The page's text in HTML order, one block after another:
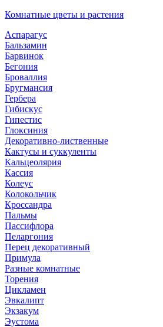
Комнатные цветы и растения
Аспарагус
Бальзамин
Барвинок
Бегония
Броваллия
Бругмансия
Гербера
Гибискус
Гипестис
Глоксиния
Декоративно-лиственные
Кактусы и суккуленты
Кальцеолярия
Кассия
Колеус
Колокольчик
Кроссандра
Пальмы
Пассифлора
Пеларгония
Перец декоративный
Примула
Разные комнатные
Торения
Цикламен
Эвкалипт
Экзакум
Эустома